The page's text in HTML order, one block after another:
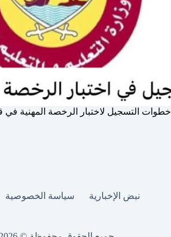
خطوات التسجيل لاختبار الرخصة المهنية في
نبض الإخبارية سياسة الخصوصية